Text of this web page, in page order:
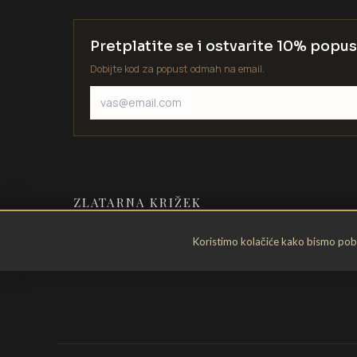
Koristimo kolačiće kako bismo
Pretplatite se i ostvarite 10%
Dobijte kod za popust odmah na email.
ZLATARNA KRIŽEK